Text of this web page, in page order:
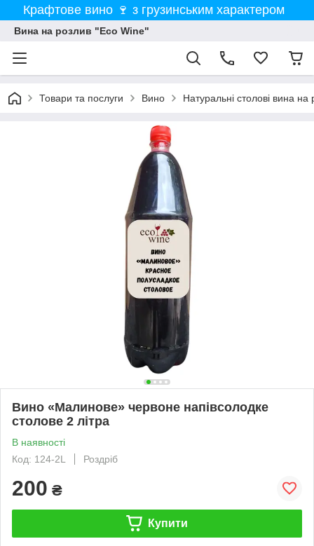
Крафтове вино 🍷 з грузинським характером
Вина на розлив "Eco Wine"
Товари та послуги Вино Натуральні столові вина на
Вино «Малинове» червоне напівсолодке
столове 2 літра
В наявності
Код: 124-2L
Роздріб
200 ₴
Купити